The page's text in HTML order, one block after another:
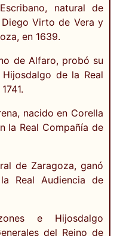
natural de
Virto de Vera y
en 1639.
de Alfaro, probó su
de la Real
nacido en Corella
la Real Compañía de
de Zaragoza, ganó
Real Audiencia de
e Hijosdalgo
del Reino de